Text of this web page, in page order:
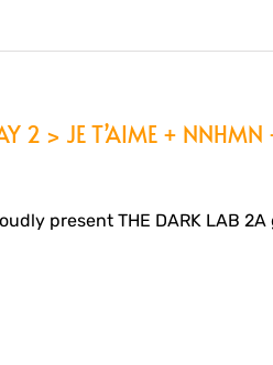
2 > JE T’AIME + NNHMN
present THE DARK LAB